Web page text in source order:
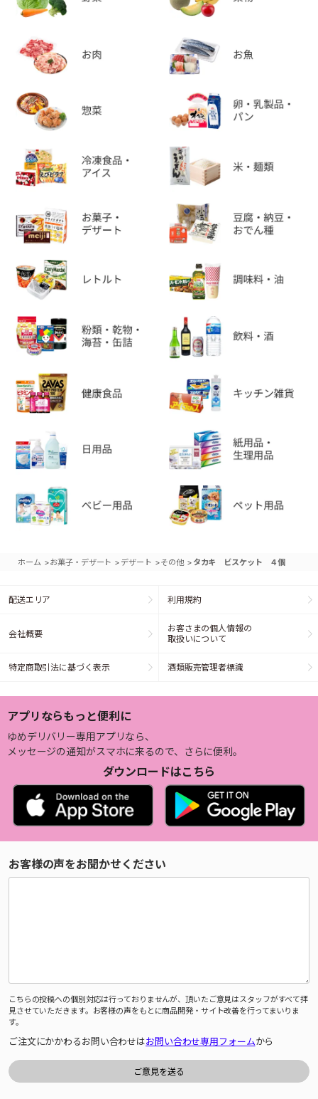
ホーム >お菓子・デザート > デザート >その他 > タカキ ビスケット ４個
配送エリア 利用規約
会社概要
お客さまの個人情報の
取扱いについて
特定商取引法に基づく表示 酒類販売管理者標識
アプリならもっと便利に
ゆめデリバリー専用アプリなら、
メッセージの通知がスマホに来るので、さらに便利。
ダウンロードはこちら
お客様の声をお聞かせください
こちらの投稿への個別対応は行っておりませんが、頂いたご意見はスタッフがすべて拝
見させていただきます。お客様の声をもとに商品開発・サイト改善を行ってまいりま
す。
ご注文にかかわるお問い合わせはお問い合わせ専用フォームから